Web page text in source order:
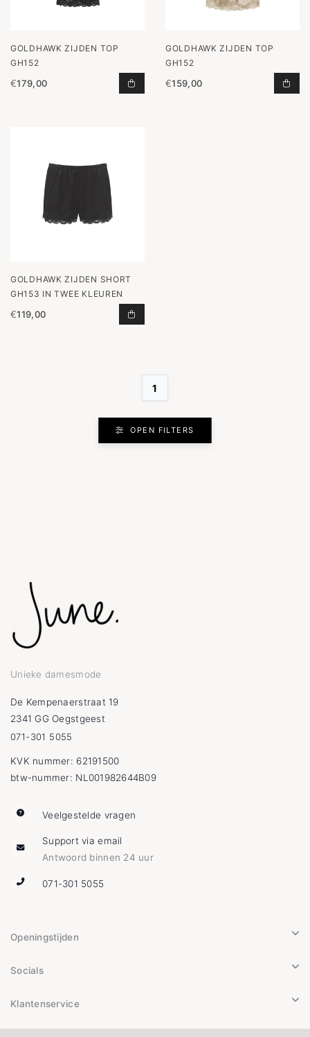
GOLDHAWK ZIJDEN TOP
GH152
€179,00 ZIJDEN TOP GH152 TOEVOEGEN
GOLDHAWK ZIJDEN TOP
GH152
€159,00
GOLDHAWK ZIJDEN SHORT
GH153 IN TWEE KLEUREN
€119,00
1
OPEN FILTERS
Unieke damesmode
De Kempenaerstraat 19
2341 GG Oegstgeest
071-301 5055
KVK nummer: 62191500
btw-nummer: NL001982644B09
Veelgestelde vragen
Support via email
Antwoord binnen 24 uur
071-301 5055
Openingstijden
Socials
Klantenservice